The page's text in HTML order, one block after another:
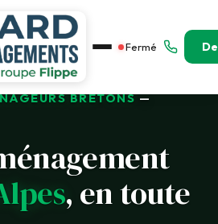
Fermé
BRETONS—
, en toute